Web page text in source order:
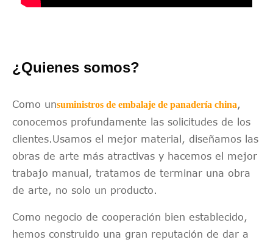
¿Quienes somos?
Como unsuministros de embalaje de panadería china,
conocemos profundamente las solicitudes de los
clientes.Usamos el mejor material, diseñamos las
obras de arte más atractivas y hacemos el mejor
trabajo manual, tratamos de terminar una obra
de arte, no solo un producto.
Como negocio de cooperación bien establecido,
hemos construido una gran reputación de dar a